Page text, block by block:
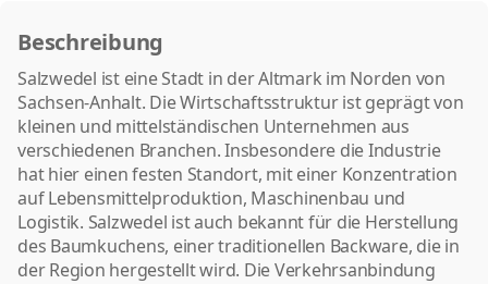
Beschreibung
Salzwedel ist eine Stadt in der Altmark im Norden von
Sachsen-Anhalt. Die Wirtschaftsstruktur ist geprägt von
kleinen und mittelständischen Unternehmen aus
verschiedenen Branchen. Insbesondere die Industrie
hat hier einen festen Standort, mit einer Konzentration
auf Lebensmittelproduktion, Maschinenbau und
Logistik. Salzwedel ist auch bekannt für die Herstellung
des Baumkuchens, einer traditionellen Backware, die in
der Region hergestellt wird. Die Verkehrsanbindung